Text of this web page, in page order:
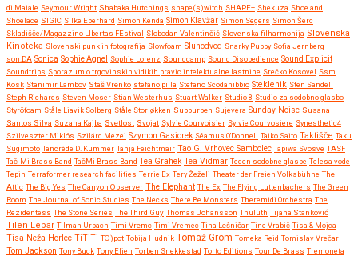
di Maiale Seymour Wright Shabaka Hutchings shape(s)witch SHAPE+ Shekuza Shoe and
Shoelace SIGIC Silke Eberhard Simon Kenda Simon Klavžar Simon Segers Simon Šerc
Skladišče/Magazzino LIbertas FEstival Slobodan Valentinčič Slovenska filharmonija Slovenska
Kinoteka Slovenski punk in fotografija Slowfoam Sluhodvod Snarky Puppy Sofia Jernberg
son:DA Sonica Sophie Agnel Sophie Lorenz Soundcamp Sound Disobedience Sound Explicit
Soundtrips Sporazum o trgovinskih vidikih pravic intelektualne lastnine Srečko Kosovel Ssm
Kosk Stanimir Lambov Staš Vrenko stefano pilla Stefano Scodanibbio Steklenik Sten Sandell
Steph Richards Steven Moser Stian Westerhus Stuart Walker Studio 8 Studio za sodobno glasbo
Styröfoam Ståle Liavik Solberg Ståle Storløkken Subburben Sujevera Sunday Noise Susana
Santos Silva Suzana Kajba Svetlost Svojat Sylvie Courvoisier Sylvie Courvosiere Synesthetic4
Szilveszter Miklós Szilárd Mezei Szymon Gasiorek Séamus O'Donnell Taiko Saito Taktišče Taku
Sugimoto Tancrède D. Kummer Tanja Feichtmair Tao G. Vrhovec Sambolec Tapiwa Svosve TASF
Tač-Mi Brass Band TačMi Brass Band Tea Grahek Tea Vidmar Teden sodobne glasbe Telesa vode
Tepih Terraformer research facilities Terrie Ex Tery Žeželj Theater der Freien Volksbühne The
Attic The Big Yes The Canyon Observer The Elephant The Ex The Flying Luttenbachers The Green
Room The Journal of Sonic Studies The Necks There Be Monsters Theremidi Orchestra The
Rezidentess The Stone Series The Third Guy Thomas Johansson Thuluth Tijana Stanković
Tilen Lebar Tilman Urbach Timi Vremc Timi Vremec Tina Lešničar Tine Vrabič Tisa & Mojca
Tisa Neža Herlec TiTiTi TO)pot Tobija Hudnik Tomaž Grom Tomeka Reid Tomislav Vrečar
Tom Jackson Tony Buck Tony Elieh Torben Snekkestad Torto Editions Tour De Brass Tremoneta